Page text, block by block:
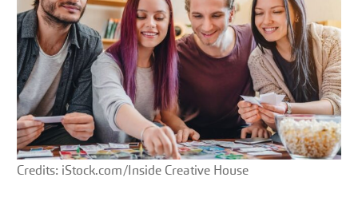
Credits: iStock.com/Inside Creative House